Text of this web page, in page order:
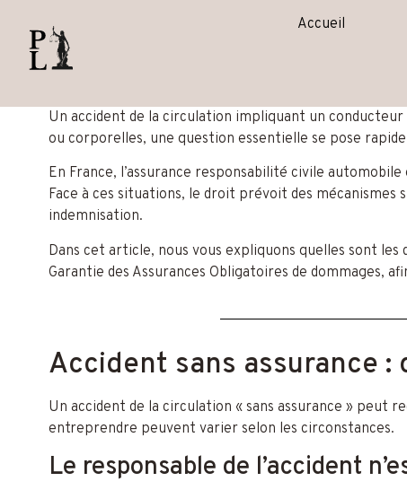
principal
Accueil
Un accident de la circulation impliquant un
ou corporelles, une question essentielle se pose
En France, l’assurance responsabilité civile
Face à ces situations, le droit prévoit des
indemnisation.
Dans cet article, nous vous expliquons quelles sont
Garantie des Assurances Obligatoires de dommages,
Accident sans assurance
Un accident de la circulation « sans assurance » peut
entreprendre peuvent varier selon les circonstances.
Le responsable de l’accident